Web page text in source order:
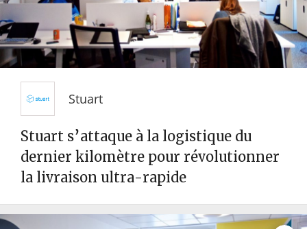
Stuart
Stuart s’attaque à la logistique du
dernier kilomètre pour révolutionner
la livraison ultra-rapide